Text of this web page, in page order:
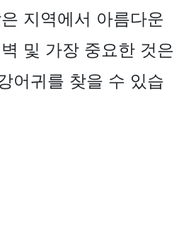
지역에서 아름다운
및 가장 중요한 것은
어귀를 찾을 수 있습